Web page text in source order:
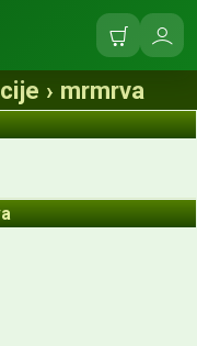
Korpa
se
› mrmrva